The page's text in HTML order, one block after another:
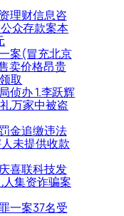
理财信息咨
众存款案本
案(冒充北京
卖价格昂贵
取
侦办 1.李跃辉
万家中被盗
金追缴违法
未提供收款
喜联科技发
集资诈骗案
一案37名受